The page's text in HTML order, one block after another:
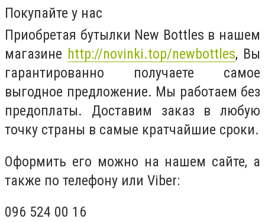
Покупайте у нас
Приобретая бутылки New Bottles в нашем
магазине http://novinki.top/newbottles, Вы
гарантированно получаете самое
выгодное предложение. Мы работаем без
предоплаты. Доставим заказ в любую
точку страны в самые кратчайшие сроки.
Оформить его можно на нашем сайте, а
также по телефону или Viber:
096 524 00 16